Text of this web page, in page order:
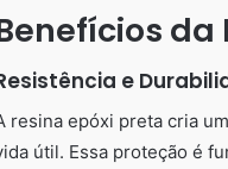
da
e
resina epóxi preta cria
útil. Essa proteção é